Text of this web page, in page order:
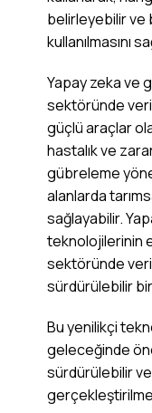
belirleyebilir ve
kullanılmasını
Yapay zeka ve
sektöründe
güçlü araçlar
hastalık ve
gübreleme
alanlarda
sağlayabilir.
teknolojilerinin
sektöründe
sürdürülebilir
Bu yenilikçi
geleceğinde
sürdürülebilir